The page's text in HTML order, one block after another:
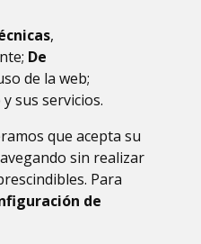
,
De
de la web;
sus servicios.
que acepta su
sin realizar
Para
de
de